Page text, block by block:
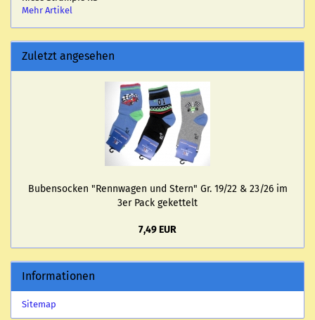
Mehr Artikel
Zuletzt angesehen
Bu­ben­so­cken "Renn­wa­gen und Stern" Gr. 19/22 & 23/26 im
3er Pack ge­ket­telt
7,49 EUR
Informationen
Sitemap